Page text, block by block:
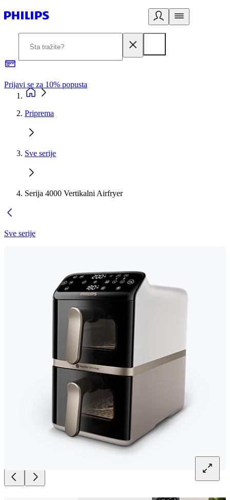
Prijavi se za 10% popusta
Priprema
Sve serije
Serija 4000 Vertikalni Airfryer
Sve serije